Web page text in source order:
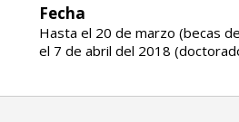
Fecha
Hasta el 20 de marzo (becas
el 7 de abril del 2018